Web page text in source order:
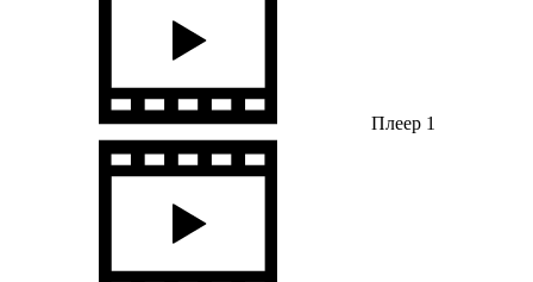
Плеер 1